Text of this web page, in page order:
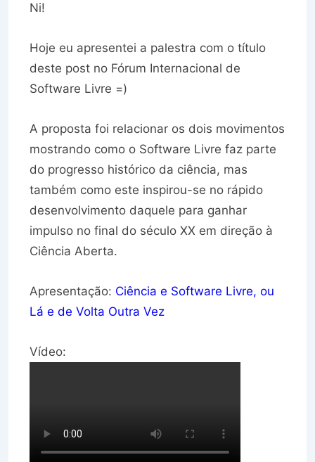
Ni!
Hoje eu apresentei a palestra com o título
deste post no Fórum Internacional de
Software Livre =)
A proposta foi relacionar os dois movimentos
mostrando como o Software Livre faz parte
do progresso histórico da ciência, mas
também como este inspirou-se no rápido
desenvolvimento daquele para ganhar
impulso no final do século XX em direção à
Ciência Aberta.
Apresentação: Ciência e Software Livre, ou
Lá e de Volta Outra Vez
Vídeo: